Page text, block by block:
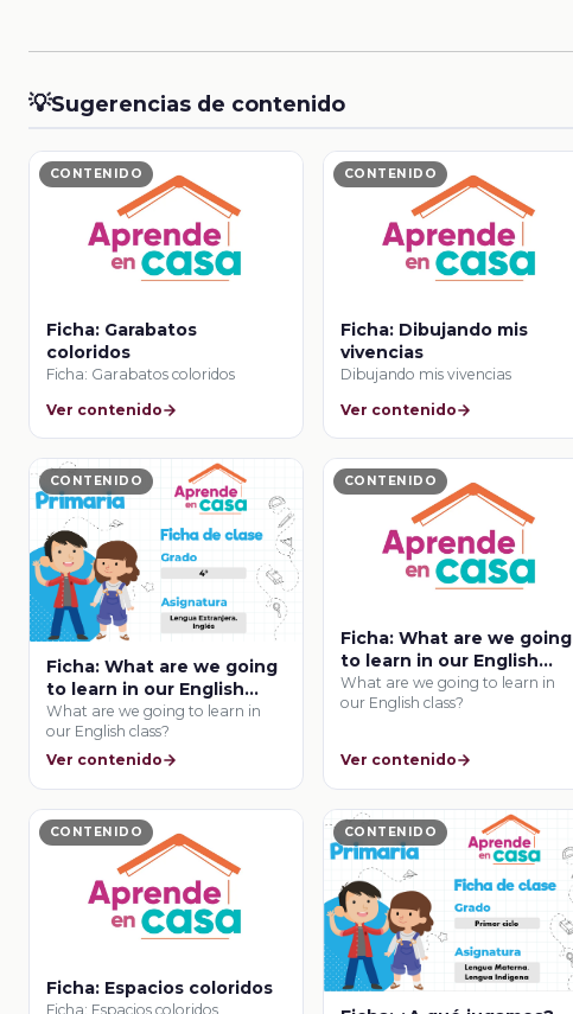
💡Sugerencias de contenido
CONTENIDO
Ficha: Garabatos
coloridos
Ficha: Garabatos coloridos
Ver contenido
CONTENIDO
Ficha: Dibujando mis
vivencias
Dibujando mis vivencias
Ver contenido
CONTENIDO
Ficha: What are we going
to learn in our English
class?
What are we going to learn in
our English class?
Ver contenido
CONTENIDO
Ficha: What are we going
to learn in our English
class?
What are we going to learn in
our English class?
Ver contenido
CONTENIDO
Ficha: Espacios coloridos
Ficha: Espacios coloridos
CONTENIDO